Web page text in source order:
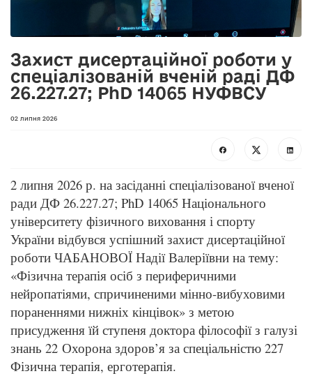
Захист дисертаційної роботи у
спеціалізованій вченій раді ДФ
26.227.27; PhD 14065 НУФВСУ
02 липня 2026
2 липня 2026 р. на засіданні спеціалізованої вченої
ради ДФ 26.227.27; PhD 14065 Національного
університету фізичного виховання і спорту
України відбувся успішний захист дисертаційної
роботи ЧАБАНОВОЇ Надії Валеріївни на тему:
«Фізична терапія осіб з периферичними
нейропатіями, спричиненими мінно-вибуховими
пораненнями нижніх кінцівок» з метою
присудження їй ступеня доктора філософії з галузі
знань 22 Охорона здоров’я за спеціальністю 227
Фізична терапія, ерготерапія.